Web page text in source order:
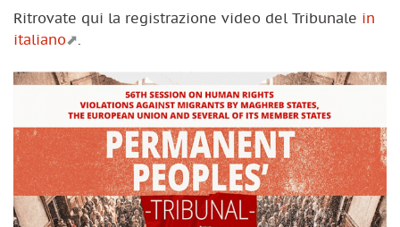
Ritrovate qui la registrazione video del Tribunale in
italiano